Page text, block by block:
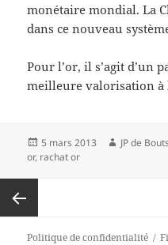
monétaire mondial. La
dans ce nouveau
Pour l’or, il s’agit d’un
meilleure valorisation à
Publié
le
5 mars 2013 Auteur
JP de
or, rachat or
Pagination
des
PagePolitique de confidentialité